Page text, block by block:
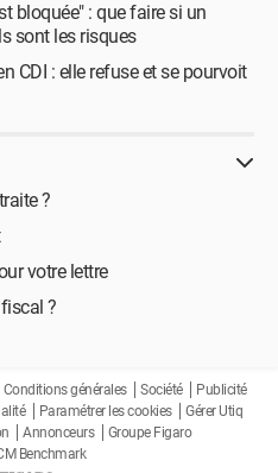
bloquée" : que faire si un
sont les risques
CDI : elle refuse et se pourvoit
?
votre lettre
?
Conditions générales Société
Publicité
Paramétrer les cookies
Gérer Utiq
Annonceurs
Groupe Figaro
Benchmark